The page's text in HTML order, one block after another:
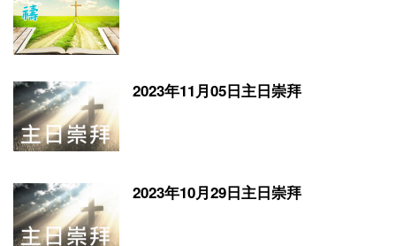
2023年11月05日主日崇拜
2023年10月29日主日崇拜